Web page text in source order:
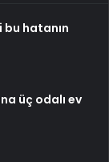
bu hatanın
üç odalı ev